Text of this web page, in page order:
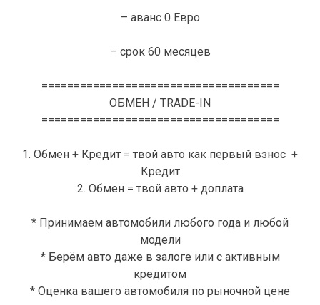
– аванс 0 Евро
– срок 60 месяцев
=====================================
ОБМЕН / TRADE-IN
=====================================
1. Обмен + Кредит = твой авто как первый взнос +
Кредит
2. Обмен = твой авто + доплата
* Принимаем автомобили любого года и любой
модели
* Берём авто даже в залоге или с активным
кредитом
* Оценка вашего автомобиля по рыночной цене